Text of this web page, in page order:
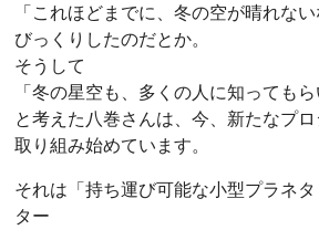
「これほどまでに、冬の空が晴れな
びっくりしたのだとか。
そうして
「冬の星空も、多くの人に知ってもら
と考えた八巻さんは、今、新たなプ
取り組み始めています。
それは「持ち運び可能な小型プラネ
ター